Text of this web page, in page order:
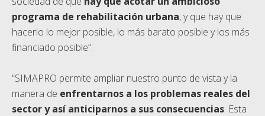
programa de rehabilitación urbana, y que hay que
hacerlo lo mejor posible, lo más barato posible y los más
financiado posible”.
“SIMAPRO permite ampliar nuestro punto de vista y la
manera de enfrentarnos a los problemas reales del
sector y así anticiparnos a sus consecuencias. Esta